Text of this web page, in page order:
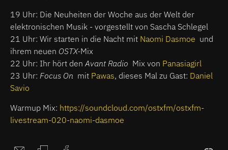
19 Uhr: Die Neuheiten der Woche aus der Welt der
elektronischen Musik - vorgestellt von Sascha Schlegel
21 Uhr: Wir starten in die Nacht mit Naomi Dasmoe und
ihrem neuen OSTX-Mix
22 Uhr: Ihr hört den Avant Radio Mix von Panasiagirl
23 Uhr: Focus On mit Pawas, dieses Mal zu Gast: Daniel
Savio
Warmup Mix: https://soundcloud.com/ostxfm/ostxfm-
livestream-020-naomi-dasmoe